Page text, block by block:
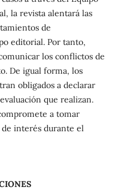
la revista alentará las
de
editorial. Por tanto,
los conflictos de
De igual forma, los
obligados a declarar
que realizan.
a tomar
interés durante el